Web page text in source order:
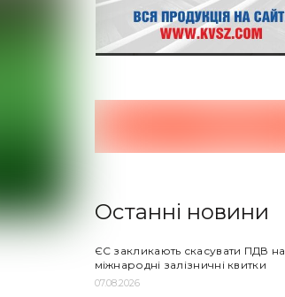
Останні новини
ЄС закликають скасувати ПДВ на
міжнародні залізничні квитки
07.08.2026